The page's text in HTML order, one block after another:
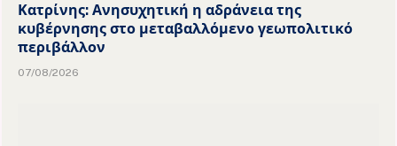
Κατρίνης: Ανησυχητική η αδράνεια της
κυβέρνησης στο μεταβαλλόμενο γεωπολιτικό
περιβάλλον
07/08/2026